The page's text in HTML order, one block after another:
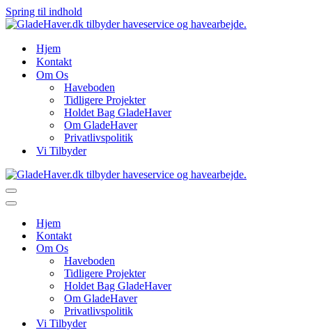
Spring til indhold
Hjem
Kontakt
Om Os
Haveboden
Tidligere Projekter
Holdet Bag GladeHaver
Om GladeHaver
Privatlivspolitik
Vi Tilbyder
Navigation
menu
Navigation
Hjem
Kontakt
Om Os
Haveboden
Tidligere Projekter
Holdet Bag GladeHaver
Om GladeHaver
Privatlivspolitik
Vi Tilbyder